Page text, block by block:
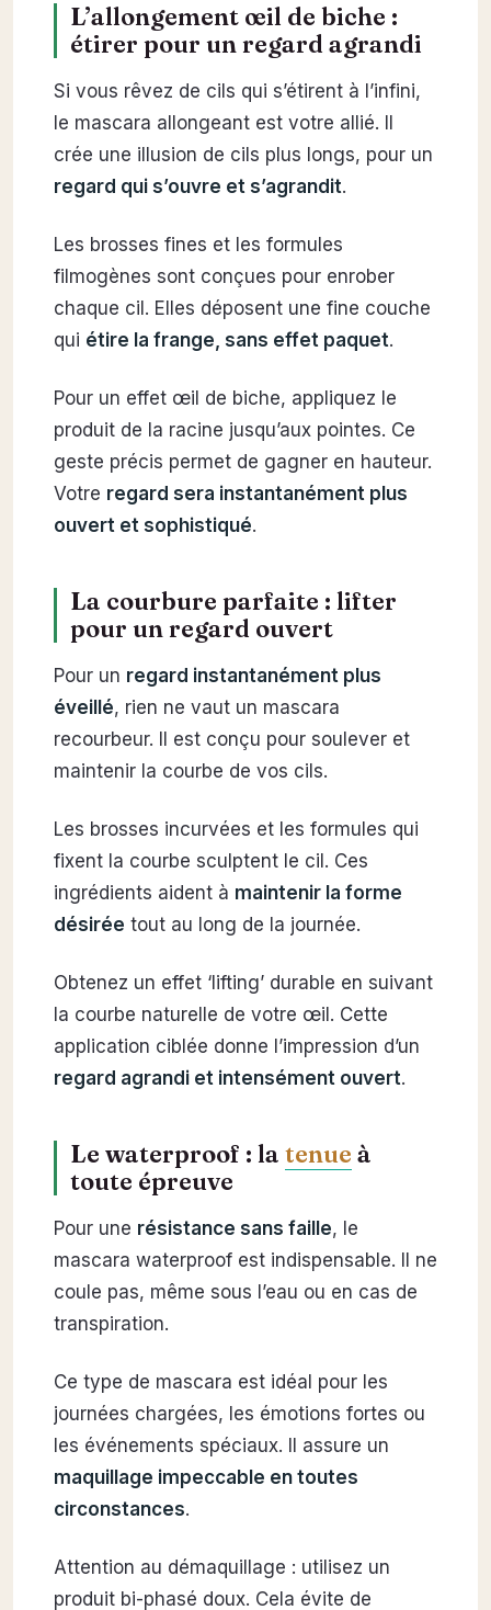
L’allongement œil de biche :
étirer pour un regard agrandi
Si vous rêvez de cils qui s’étirent à l’infini,
le mascara allongeant est votre allié. Il
crée une illusion de cils plus longs, pour un
regard qui s’ouvre et s’agrandit.
Les brosses fines et les formules
filmogènes sont conçues pour enrober
chaque cil. Elles déposent une fine couche
qui étire la frange, sans effet paquet.
Pour un effet œil de biche, appliquez le
produit de la racine jusqu’aux pointes. Ce
geste précis permet de gagner en hauteur.
Votre regard sera instantanément plus
ouvert et sophistiqué.
La courbure parfaite : lifter
pour un regard ouvert
Pour un regard instantanément plus
éveillé, rien ne vaut un mascara
recourbeur. Il est conçu pour soulever et
maintenir la courbe de vos cils.
Les brosses incurvées et les formules qui
fixent la courbe sculptent le cil. Ces
ingrédients aident à maintenir la forme
désirée tout au long de la journée.
Obtenez un effet ‘lifting’ durable en suivant
la courbe naturelle de votre œil. Cette
application ciblée donne l’impression d’un
regard agrandi et intensément ouvert.
Le waterproof : la tenue à
toute épreuve
Pour une résistance sans faille, le
mascara waterproof est indispensable. Il ne
coule pas, même sous l’eau ou en cas de
transpiration.
Ce type de mascara est idéal pour les
journées chargées, les émotions fortes ou
les événements spéciaux. Il assure un
maquillage impeccable en toutes
circonstances.
Attention au démaquillage : utilisez un
produit bi-phasé doux. Cela évite de